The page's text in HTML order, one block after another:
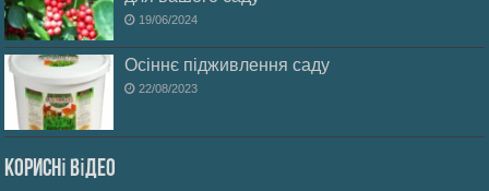
19/06/2024
Осіннє підживлення саду
22/08/2023
Корисні відео